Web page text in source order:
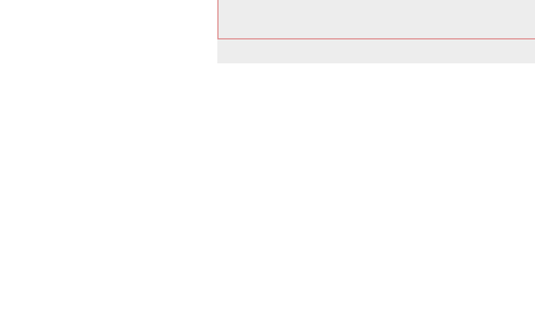
Vereadora acusa Tathiana